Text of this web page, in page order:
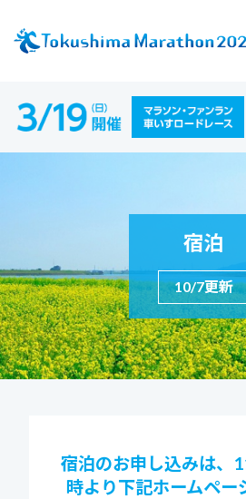
宿泊
10/7更新
宿泊のお申し込みは、
時より下記ホームペー